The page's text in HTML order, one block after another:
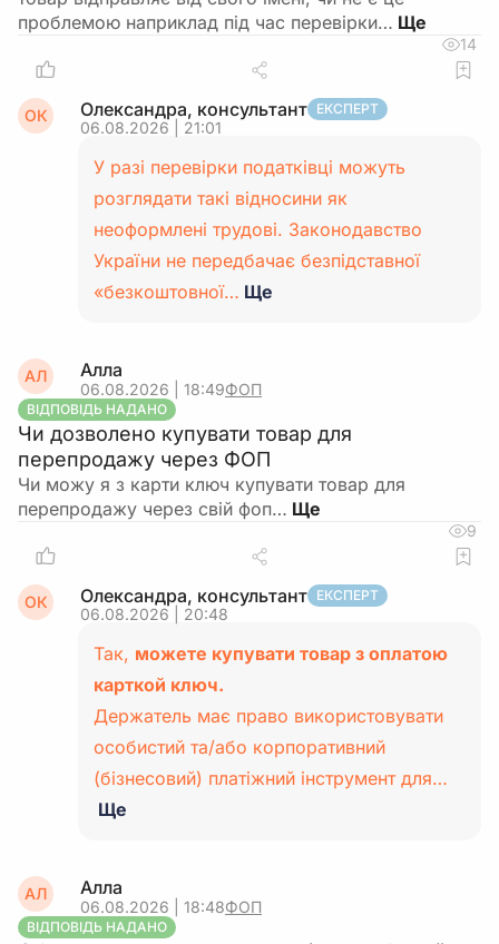
проблемою наприклад під час перевірки…
14
ОК Олександра, консультант ЕКСПЕРТ
06.08.2026 | 21:01
У разі перевірки податківці можуть
розглядати такі відносини як
неоформлені трудові. Законодавство
України не передбачає безпідставної
«безкоштовної… Ще
АЛ Алла
06.08.2026 | 18:49ФОП
ВІДПОВІДЬ НАДАНО
Чи дозволено купувати товар для
перепродажу через ФОП
Чи можу я з карти ключ купувати товар для
перепродажу через свій фоп…
9
ОК Олександра, консультант ЕКСПЕРТ
06.08.2026 | 20:48
Так, можете купувати товар з оплатою
карткой ключ.
Держатель має право використовувати
особистий та/або корпоративний
(бізнесовий) платіжний інструмент для…
Ще
АЛ Алла
06.08.2026 | 18:48ФОП
ВІДПОВІДЬ НАДАНО